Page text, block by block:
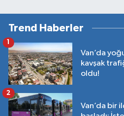
Trend Haberler
Van’da
kavşak
oldu!
1
Van’da bir
2